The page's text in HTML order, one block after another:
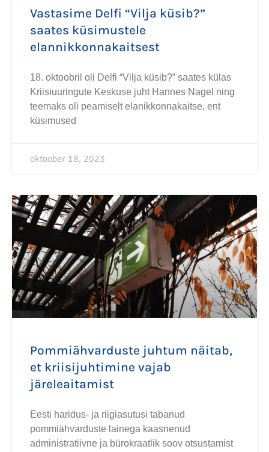
Vastasime Delfi “Vilja küsib?”
saates küsimustele
elannikkonnakaitsest
18. oktoobril oli Delfi “Vilja küsib?” saates külas
Kriisiuuringute Keskuse juht Hannes Nagel ning
teemaks oli peamiselt elanikkonnakaitse, ent
küsimused
oktoober 18, 2023
Pommiähvarduste juhtum näitab,
et kriisijuhtimine vajab
järeleaitamist
Eesti haridus- ja riigiasutusi tabanud
pommiähvarduste lainega kaasnenud
administratiivne ja bürokraatlik soov otsustamist